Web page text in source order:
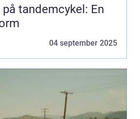
tandemcykel: En
04 september 2025